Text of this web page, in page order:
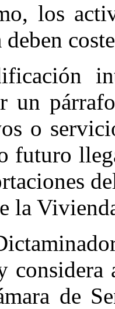
los
un
o
futuro
la
considera
de